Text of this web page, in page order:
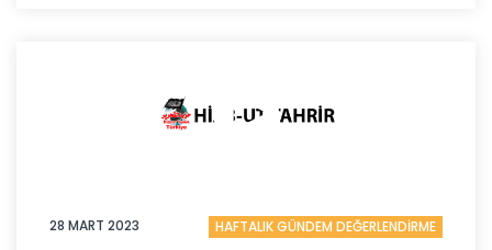
28 MART 2023 HAFTALIK GÜNDEM DEĞERLENDİRME